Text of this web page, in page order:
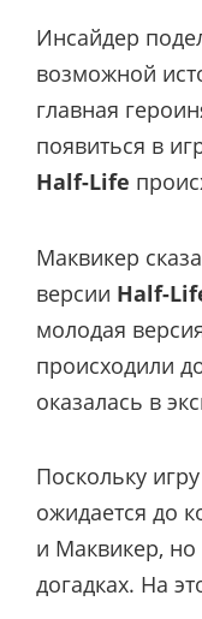
Инсайдер
возможной
главная
появиться в
Half-Life
Маквикер
версии Half-
молодая
происходили
оказалась в
Поскольку
ожидается до
и Маквикер,
догадках. На